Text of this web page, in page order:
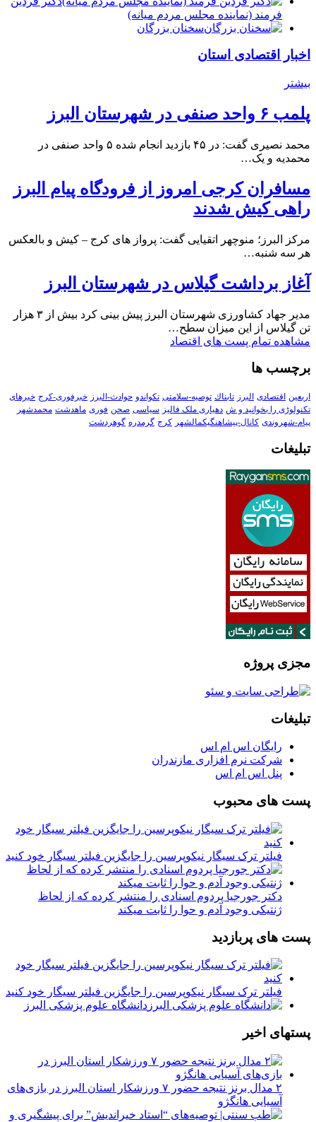
فرمند (نماينده مجلس مردم میانه)
سخنان بزرگان
اخبار اقتصادی استان
بیشتر
پلمب ۶ واحد صنفی در شهرستان البرز
محمد نصیری گفت: در ۴۵ بازدید انجام شده ۵ واحد صنفی در
محمدیه و یک…
مسافران کرجی امروز از فرودگاه پیام البرز
راهی کیش شدند
مرکز البرز؛ منوچهر اتقیایی گفت: پرواز های کرج – کیش و بالعکس
هر سه شنبه…
آغاز برداشت گیلاس در شهرستان البرز
مدیر جهاد کشاورزی شهرستان البرز پیش بینی کرد بیش از ۳ هزار
تن گیلاس از این میزان سطح…
مشاهده تمام پست های اقتصاد
برچسب ها
اربعین اقتصادی البرز تابناك توصیه-سلامتی تکواندو حوادث-البرز خبرفوری-کرج خبرهای
تکنولوڑی را بخوانید و ش دهیاری ملک فالیز سیاسی صحن فوری ماهدشت محمدشهر
پیام-شهروندی کانال-پیشاهنگیکمالشهر کرج گرمدره گوهردشت
تبلیغات
مجزی پروژه
تبلیغات
رایگان اس ام اس
شرکت نرم افزاری مازندران
پنل اس ام اس
پست های محبوب
فیلتر ترک سیگار نیکوپرسین را جایگزین فیلتر سیگار خود کنید
دکتر جورجیا پردوم اسنادی را منتشر کرده که از لحاظ
ژنتیکی وجود آدم و حوا را ثابت میکند
پست های پربازدید
فیلتر ترک سیگار نیکوپرسین را جایگزین فیلتر سیگار خود کنید
دانشگاه علوم پزشکی البرز
پستهای اخیر
۲ مدال برنز نتیجه حضور ۷ ورزشکار استان البرز در بازی‌های
آسیایی هانگژو